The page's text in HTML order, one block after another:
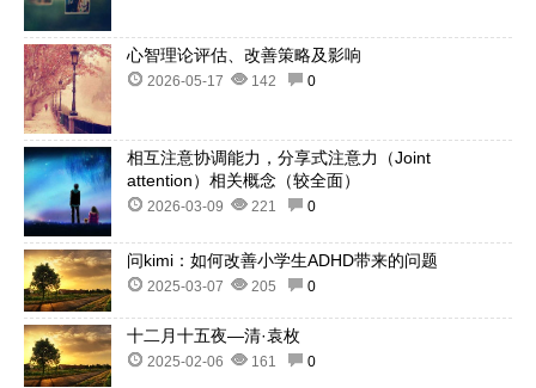
心智理论评估、改善策略及影响
2026-05-17 142 0
相互注意协调能力，分享式注意力（Joint
attention）相关概念（较全面）
2026-03-09 221 0
问kimi：如何改善小学生ADHD带来的问题
2025-03-07 205 0
十二月十五夜—清·袁枚
2025-02-06 161 0